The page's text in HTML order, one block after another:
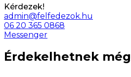
Kérdezek!
admin@felfedezok.hu
06 20 365 0868
Messenger
Érdekelhetnek